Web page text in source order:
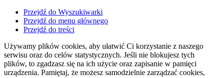
Przejdź do Wyszukiwarki
Przejdź do menu głównego
Przejdź do treści
Używamy plików cookies, aby ułatwić Ci korzystanie z naszego
serwisu oraz do celów statystycznych. Jeśli nie blokujesz tych
plików, to zgadzasz się na ich użycie oraz zapisanie w pamięci
urządzenia. Pamiętaj, że możesz samodzielnie zarządzać cookies,